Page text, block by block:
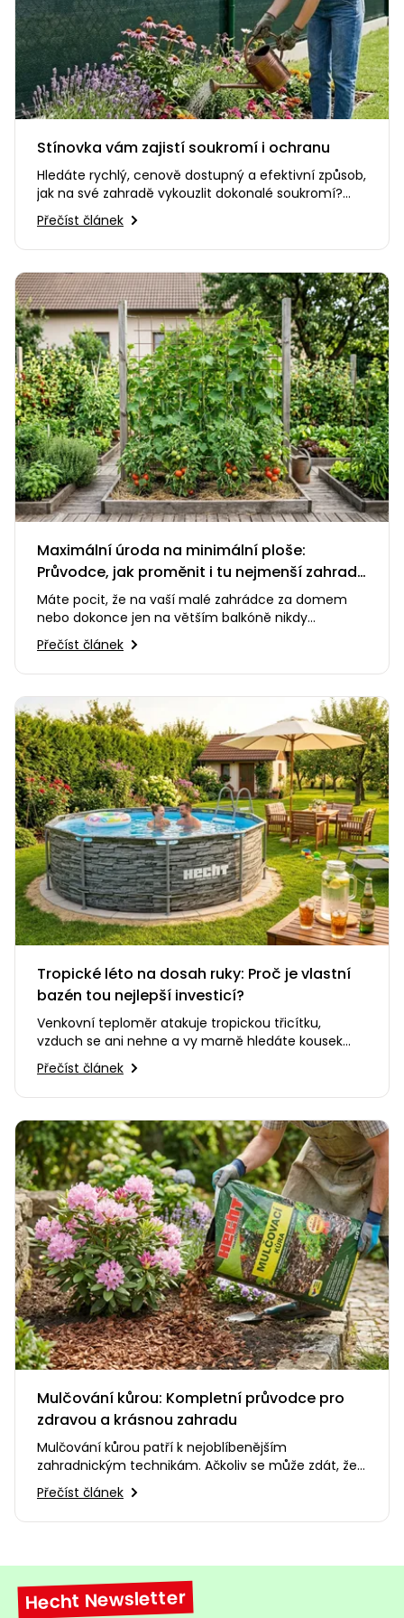
Stínovka vám zajistí soukromí i ochranu
Hledáte rychlý, cenově dostupný a efektivní způsob,
jak na své zahradě vykouzlit dokonalé soukromí?
Nebo potřebujete…
Přečíst článek
Maximální úroda na minimální ploše:
Průvodce, jak proměnit i tu nejmenší zahradu
v zelenou oázu
Máte pocit, že na vaší malé zahrádce za domem
nebo dokonce jen na větším balkóně nikdy
nevypěstujete dost pro celou…
Přečíst článek
Tropické léto na dosah ruky: Proč je vlastní
bazén tou nejlepší investicí?
Venkovní teploměr atakuje tropickou třicítku,
vzduch se ani nehne a vy marně hledáte kousek
stínu. Představa, že se teď…
Přečíst článek
Mulčování kůrou: Kompletní průvodce pro
zdravou a krásnou zahradu
Mulčování kůrou patří k nejoblíbenějším
zahradnickým technikám. Ačkoliv se může zdát, že
jde jen o estetický doplněk,…
Přečíst článek
Hecht Newsletter